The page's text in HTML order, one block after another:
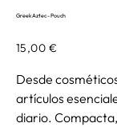
Greek Aztec - Pouch
Precio
15,00 €
Desde
artículos
diario.